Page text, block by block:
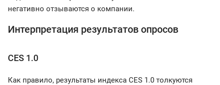
негативно отзываются о компании.
Интерпретация результатов опросов
CES 1.0
Как правило, результаты индекса CES 1.0 толкуются